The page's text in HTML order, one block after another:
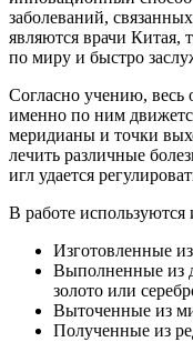
заболеваний,
являются врачи Китая,
по миру и быстро
Согласно учению, весь
именно по ним
меридианы и точки
лечить различные
игл удается
В работе
Изготовленные
Выполненные из
золото или
Выточенные из
Полученные из